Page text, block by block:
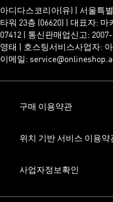
아디다스코리아(유) | 서울특
타워 23층 (06620) | 대표자:
07412 | 통신판매업신고:
영태 | 호스팅서비스사업자:
이메일:
구매 이용약관
위치 기반 서비스 이용약
사업자정보확인